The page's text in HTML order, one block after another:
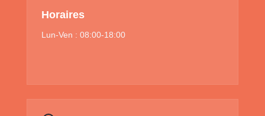
Horaires
Lun-Ven : 08:00-18:00